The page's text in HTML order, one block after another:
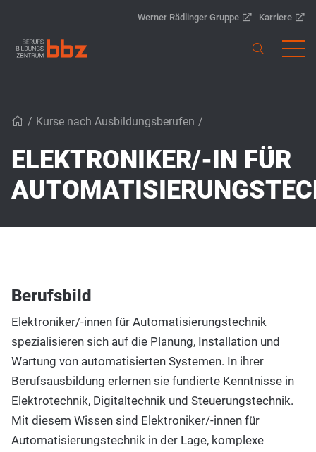
Werner Rädlinger Gruppe Karriere
/ Kurse nach Ausbildungsberufen /
ELEKTRONIKER/-IN FÜR
Berufsbild
Elektroniker/-innen für Automatisierungstechnik
spezialisieren sich auf die Planung, Installation und
Wartung von automatisierten Systemen. In ihrer
Berufsausbildung erlernen sie fundierte Kenntnisse in
Elektrotechnik, Digitaltechnik und Steuerungstechnik.
Mit diesem Wissen sind Elektroniker/-innen für
Automatisierungstechnik in der Lage, komplexe